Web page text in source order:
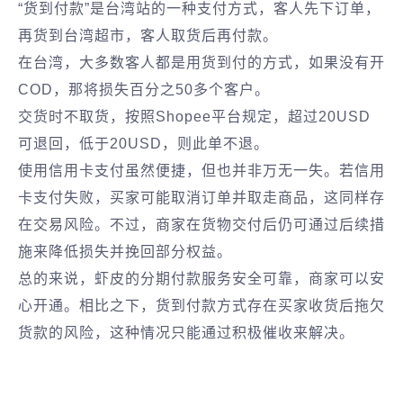
“货到付款”是台湾站的一种支付方式，客人先下订单，
再货到台湾超市，客人取货后再付款。
在台湾，大多数客人都是用货到付的方式，如果没有开
COD，那将损失百分之50多个客户。
交货时不取货，按照Shopee平台规定，超过20USD
可退回，低于20USD，则此单不退。
使用信用卡支付虽然便捷，但也并非万无一失。若信用
卡支付失败，买家可能取消订单并取走商品，这同样存
在交易风险。不过，商家在货物交付后仍可通过后续措
施来降低损失并挽回部分权益。
总的来说，虾皮的分期付款服务安全可靠，商家可以安
心开通。相比之下，货到付款方式存在买家收货后拖欠
货款的风险，这种情况只能通过积极催收来解决。